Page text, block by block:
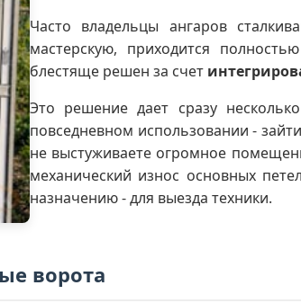
Часто владельцы ангаров
мастерскую, приходится
блестяще решен за счет
Это решение дает сразу
повседневном использовании -
не выстуживаете огромное
механический износ основных
назначению - для выезда техники.
ворота